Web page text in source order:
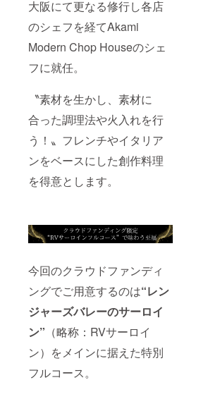
大阪にて更なる修行し各店
のシェフを経てAkami
Modern Chop Houseのシェ
フに就任。
〝素材を生かし、素材に
合った調理法や火入れを行
う！〟フレンチやイタリア
ンをベースにした創作料理
を得意とします。
今回のクラウドファンディ
ングでご用意するのは“レン
ジャーズバレーのサーロイ
ン” （略称：RVサーロイ
ン）をメインに据えた特別
フルコース。